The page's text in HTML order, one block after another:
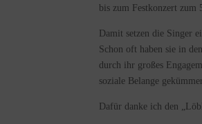
bis zum Festkonzert zum
Damit setzen die Singer
Schon oft haben sie in
durch ihr großes
soziale Belange
Dafür danke ich den